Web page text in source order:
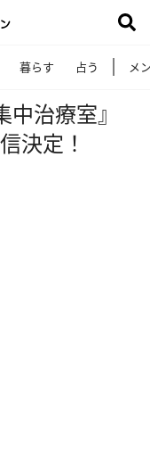
暮らす 占う メ
治療室』
決定！